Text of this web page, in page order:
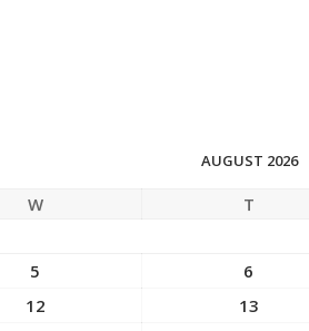
AUGUST 2026
W T
5 6
12 13